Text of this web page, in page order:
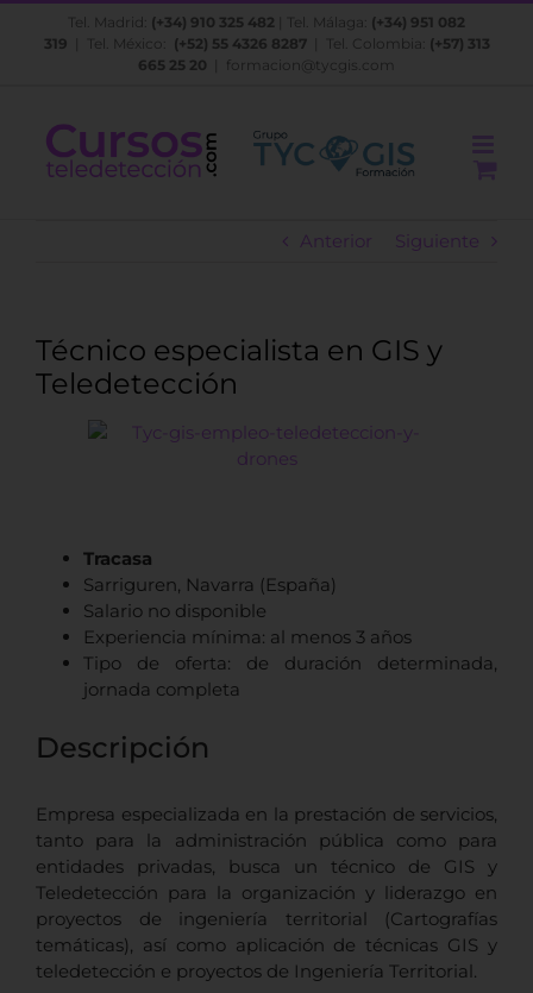
Saltar
Tel. Madrid: (+34) 910 325 482 | Tel. Málaga: (+34) 951 082
319 | Tel. México: (+52) 55 4326 8287| Tel. Colombia: (+57) 313
665 25 20
formacion@tycgis.com
Anterior Siguiente
Técnico especialista en GIS y
Teledetección
Tracasa
Sarriguren, Navarra (España)
Salario no disponible
Experiencia mínima: al menos 3 años
Tipo de oferta: de duración determinada,
jornada completa
Descripción
Empresa especializada en la prestación de servicios,
tanto para la administración pública como para
entidades privadas, busca un técnico de GIS y
Teledetección para la organización y liderazgo en
proyectos de ingeniería territorial (Cartografías
temáticas), así como aplicación de técnicas GIS y
teledetección e proyectos de Ingeniería Territorial.